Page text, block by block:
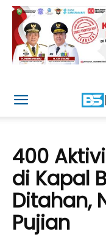
400
di Kapal
Ditahan,
Pujian